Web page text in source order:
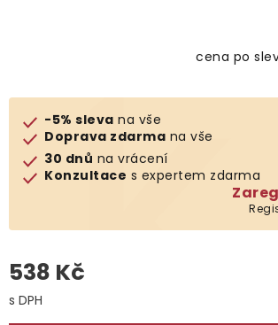
Klub výhod
cena po
-5% sleva na vše
Doprava zdarma na vše
30 dnů na vrácení
Konzultace s expertem zdarma
538 Kč